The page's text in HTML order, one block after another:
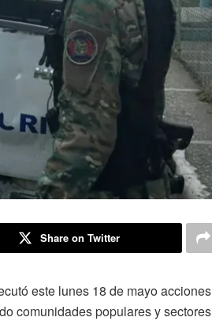
Share on Twitter
este lunes 18 de mayo acciones
comunidades populares y sectores